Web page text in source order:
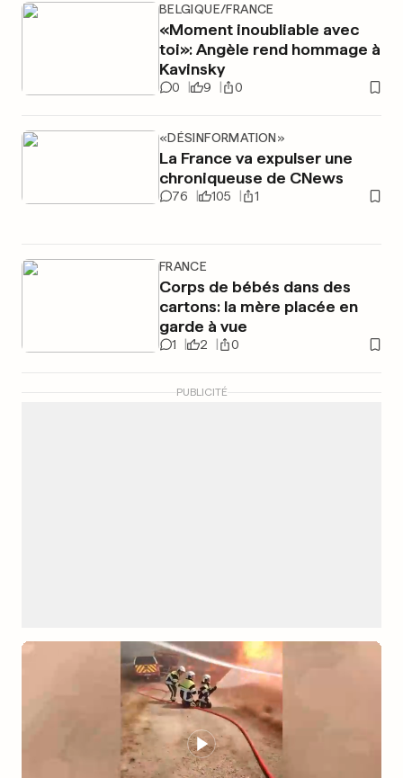
BELGIQUE/FRANCE
«Moment inoubliable avec
toi»: Angèle rend hommage à
Kavinsky
0 9 0
«DÉSINFORMATION»
La France va expulser une
chroniqueuse de CNews
76 105 1
FRANCE
Corps de bébés dans des
cartons: la mère placée en
garde à vue
1 2 0
PUBLICITÉ